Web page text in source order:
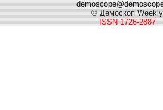
© Демоскоп Weekly
ISSN 1726-2887